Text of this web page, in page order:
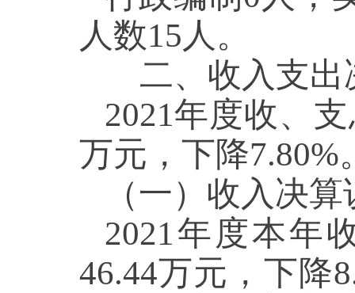
人数15人。
二、收入支出
2021年度收、
万元，下降7.80%
（一）收入决
2021年度本年
46.44万元，下降